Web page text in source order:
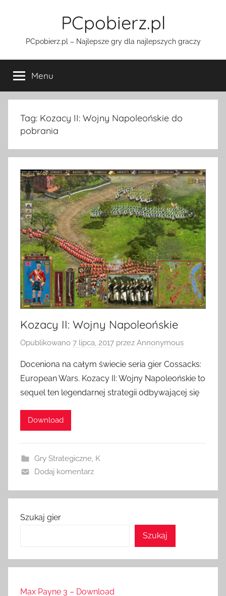
PCpobierz.pl
PCpobierz.pl – Najlepsze gry dla najlepszych graczy
Menu
Tag: Kozacy II: Wojny Napoleońskie do
pobrania
Kozacy II: Wojny Napoleońskie
Opublikowano 7 lipca, 2017 przez Annonymous
Doceniona na całym świecie seria gier Cossacks:
European Wars. Kozacy II: Wojny Napoleońskie to
sequel ten legendarnej strategii odbywającej się
Download
Gry Strategiczne, K
Dodaj komentarz
Szukaj gier
Szukaj
Max Payne 3 – Download